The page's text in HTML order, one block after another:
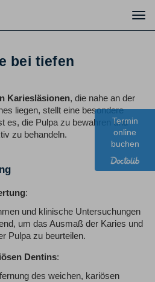
bei tiefen
Kariesläsionen, die nahe an der
liegen, stellt eine besondere
es, die Pulpa zu bewahren und
zu behandeln.
:
und klinische Untersuchungen
um das Ausmaß der Karies und
Pulpa zu beurteilen.
Dentins:
des weichen, kariösen
Termin
online
buchen